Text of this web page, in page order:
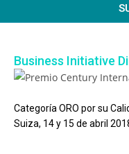
Business Initiative
Categoría ORO por su
Suiza, 14 y 15 de abril